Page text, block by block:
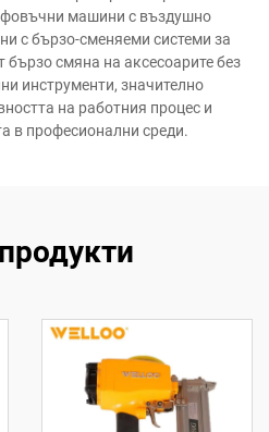
машини с въздушно
с бързо-сменяеми системи за
бързо смяна на аксесоарите без
инструменти, значително
на работния процес и
в професионални среди.